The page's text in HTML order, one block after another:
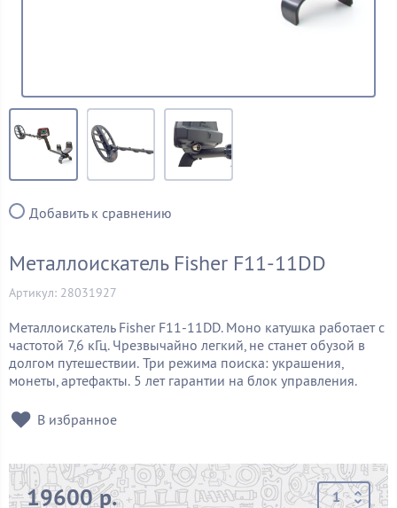
Добавить к сравнению
Металлоискатель Fisher F11-11DD
Артикул: 28031927
Металлоискатель Fisher F11-11DD. Моно катушка работает с
частотой 7,6 кГц. Чрезвычайно легкий, не станет обузой в
долгом путешествии. Три режима поиска: украшения,
монеты, артефакты. 5 лет гарантии на блок управления.
В избранное
19600 р.